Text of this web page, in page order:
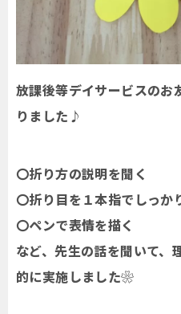
放課後等デイサービスのお
りました♪
〇折り方の説明を聞く
〇折り目を１本指でしっか
〇ペンで表情を描く
など、先生の話を聞いて、
的に実施しました❀